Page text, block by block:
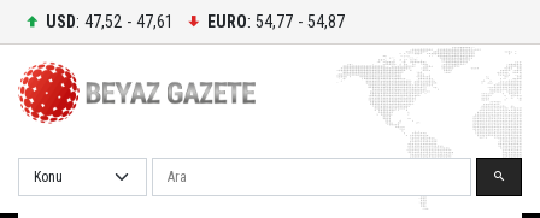
USD: 47,52 - 47,61 EURO: 54,77 - 54,87
Ara